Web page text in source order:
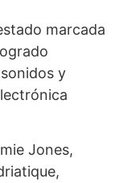
marcada
y
Jones,